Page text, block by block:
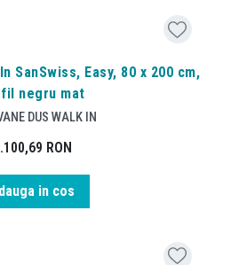
SanSwiss, Easy, 80 x 200 cm,
negru mat
DUS WALK IN
RON
in cos